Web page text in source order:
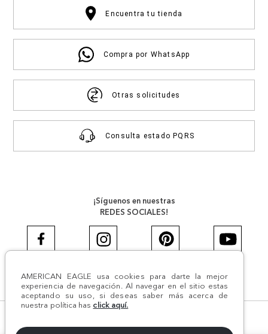
AMERICAN EAGLE usa cookies para darte la mejor
experiencia de navegación. Al navegar en el sitio estas
aceptando su uso, si deseas saber más acerca de
nuestra política has click aquí.
Encuentra tu tienda
Compra por WhatsApp
Otras solicitudes
Consulta estado PQRS
¡Síguenos en nuestras
REDES SOCIALES!
#AEJEANS #AerieREALCOL
NIT:800.069.933-6 | CII 14 #52A - 370 | Medellín, Colombia